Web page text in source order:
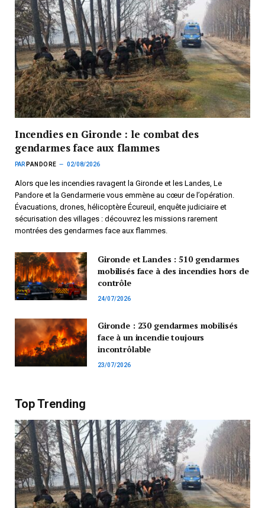
Incendies en Gironde : le combat des
gendarmes face aux flammes
PAR PANDORE 02/08/2026
Alors que les incendies ravagent la Gironde et les Landes, Le
Pandore et la Gendarmerie vous emmène au cœur de l’opération.
Évacuations, drones, hélicoptère Écureuil, enquête judiciaire et
sécurisation des villages : découvrez les missions rarement
montrées des gendarmes face aux flammes.
Gironde et Landes : 510 gendarmes
mobilisés face à des incendies hors de
contrôle
24/07/2026
Gironde : 230 gendarmes mobilisés
face à un incendie toujours
incontrôlable
23/07/2026
Top Trending